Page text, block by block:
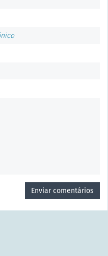
Enviar comentários